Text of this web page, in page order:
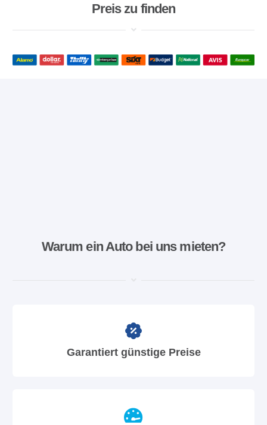
Preis zu finden
Warum ein Auto bei uns mieten?
Garantiert günstige Preise